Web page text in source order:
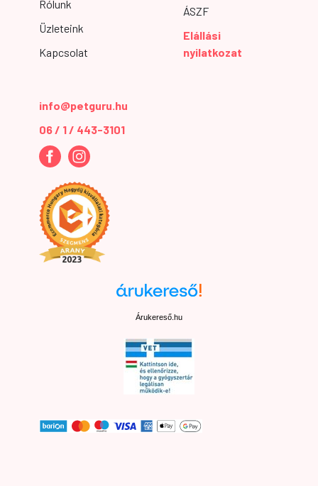
Rólunk
Üzleteink
Kapcsolat
ÁSZF
Elállási
nyilatkozat
info@petguru.hu
06 / 1 / 443-3101
Árukereső.hu